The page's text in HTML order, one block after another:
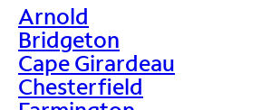
Arnold
Bridgeton
Cape Girardeau
Chesterfield